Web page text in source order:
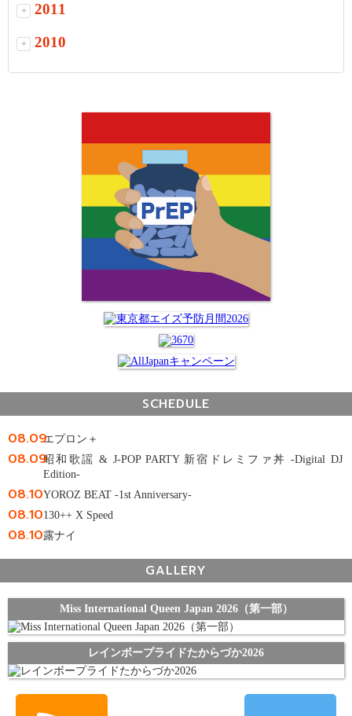
+ 2011
+ 2010
SCHEDULE
08.09エプロン＋
08.09昭和歌謡 & J-POP PARTY 新宿ドレミファ丼 -Digital DJ
Edition-
08.10YOROZ BEAT -1st Anniversary-
08.10130++ X Speed
08.10露ナイ
GALLERY
Miss International Queen Japan 2026（第一部）
レインボープライドたからづか2026